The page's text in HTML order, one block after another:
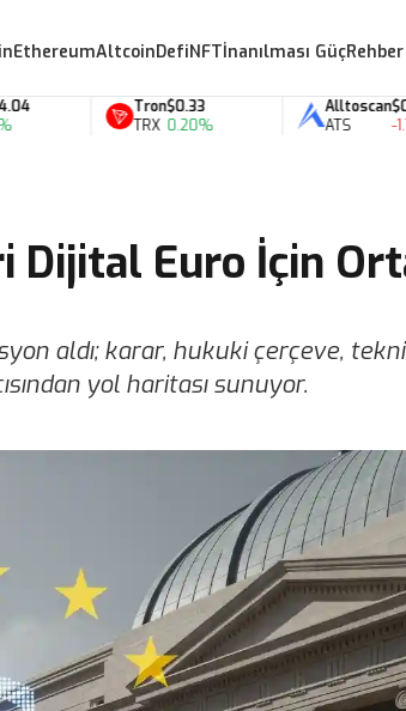
EthereumAltcoinDefiNFTİnanılması GüçRehber
Tron
TRX
$0.33
0.20%
Alltoscan
ATS
$0.07
-1.73%
Dijital Euro İçin
aldı; karar, hukuki çerçeve,
yol haritası sunuyor.